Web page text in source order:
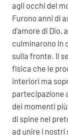
agli occhi del
Furono anni di
d’amore di Dio,
culminarono in
sulla fronte. Il
fisica che le
interiori ma
partecipazione
dei momenti
di spine nel
ad unire i